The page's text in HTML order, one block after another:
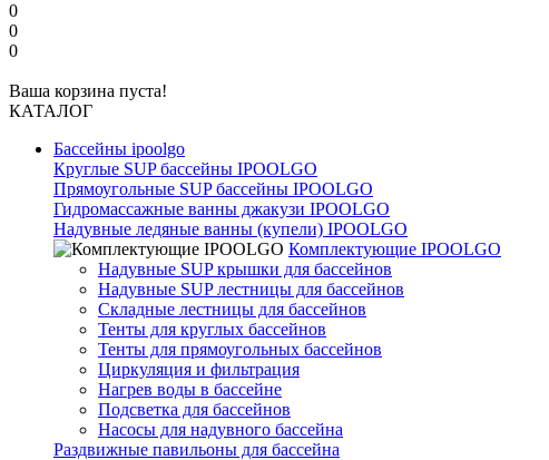
0
0
0
Ваша корзина пуста!
КАТАЛОГ
Бассейны ipoolgo
Круглые SUP бассейны IPOOLGO
Прямоугольные SUP бассейны IPOOLGO
Гидромассажные ванны джакузи IPOOLGO
Надувные ледяные ванны (купели) IPOOLGO
Комплектующие IPOOLGO
Надувные SUP крышки для бассейнов
Надувные SUP лестницы для бассейнов
Складные лестницы для бассейнов
Тенты для круглых бассейнов
Тенты для прямоугольных бассейнов
Циркуляция и фильтрация
Нагрев воды в бассейне
Подсветка для бассейнов
Насосы для надувного бассейна
Раздвижные павильоны для бассейна